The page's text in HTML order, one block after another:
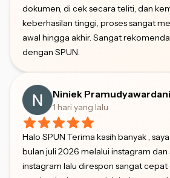
dokumen, di cek secara teliti, dan
keberhasilan tinggi, proses sangat
awal hingga akhir. Sangat
dengan SPUN.
Niniek Pramudyawardani
1 hari yang lalu
Halo SPUN Terima kasih banyak ,
bulan juli 2026 melalui instagram dan
instagram lalu direspon sangat